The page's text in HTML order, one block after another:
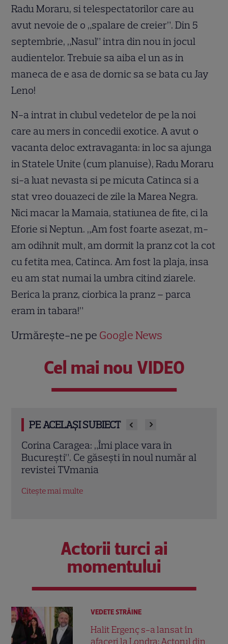
Radu Moraru, si telespectatorilor care au
avut nevoie de o „spalare de creier”. Din 5
septembrie, „Nasul” intra din nou in jocul
audientelor. Trebuie sa aiba el un as in
maneca de e asa de dornic sa se bata cu Jay
Leno!
N-a intrat in clubul vedetelor de pe la noi
care au mers in concedii exotice. A avut o
vacanta deloc extravaganta: in loc sa ajunga
in Statele Unite (cum planuise), Radu Moraru
si-a luat nevasta si pe micuta Catinca si a
stat vreo douazeci de zile la Marea Negra.
Nici macar la Mamaia, statiunea de fite, ci la
Eforie si Neptun. „Am fost foarte asezat, m-
am odihnit mult, am dormit la pranz cot la cot
cu fetita mea, Catinca. Am fost la plaja, insa
eu am stat numai la umbra citind ziarele.
Berica la pranz, ciorbica la pranz – parca
eram in tabara!”
Urmărește-ne pe Google News
Cel mai nou VIDEO
PE ACELAȘI SUBIECT
A apărut revista TVmania nr. 28! Totul
despre noul serial „Trafic” de la Pro TV,
megaproducția „Odiseea” și secretele lui
Actorii turci ai
momentului
VEDETE STRĂINE
Halit Ergenç s-a lansat în
afaceri la Londra: Actorul din